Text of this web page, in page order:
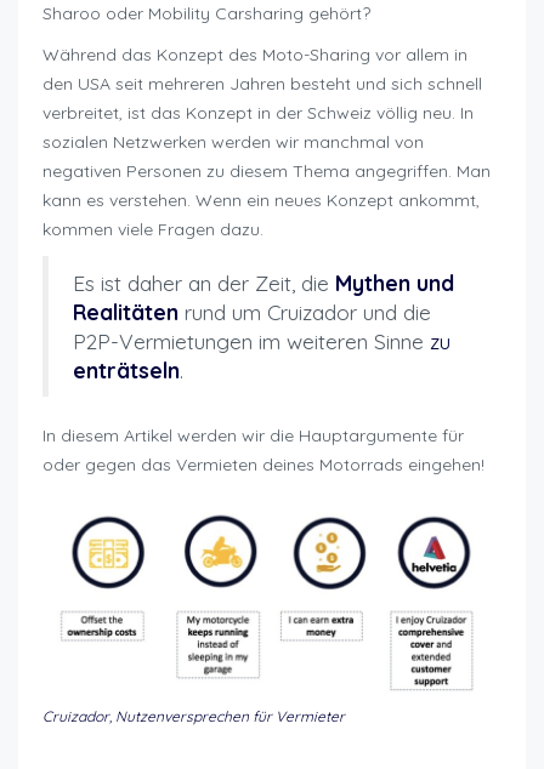
Sharoo oder Mobility Carsharing gehört?
Während das Konzept des Moto-Sharing vor allem in
den USA seit mehreren Jahren besteht und sich schnell
verbreitet, ist das Konzept in der Schweiz völlig neu. In
sozialen Netzwerken werden wir manchmal von
negativen Personen zu diesem Thema angegriffen. Man
kann es verstehen. Wenn ein neues Konzept ankommt,
kommen viele Fragen dazu.
Es ist daher an der Zeit, die Mythen und
Realitäten rund um Cruizador und die
P2P-Vermietungen im weiteren Sinne zu
enträtseln.
In diesem Artikel werden wir die Hauptargumente für
oder gegen das Vermieten deines Motorrads eingehen!
Cruizador, Nutzenversprechen für Vermieter